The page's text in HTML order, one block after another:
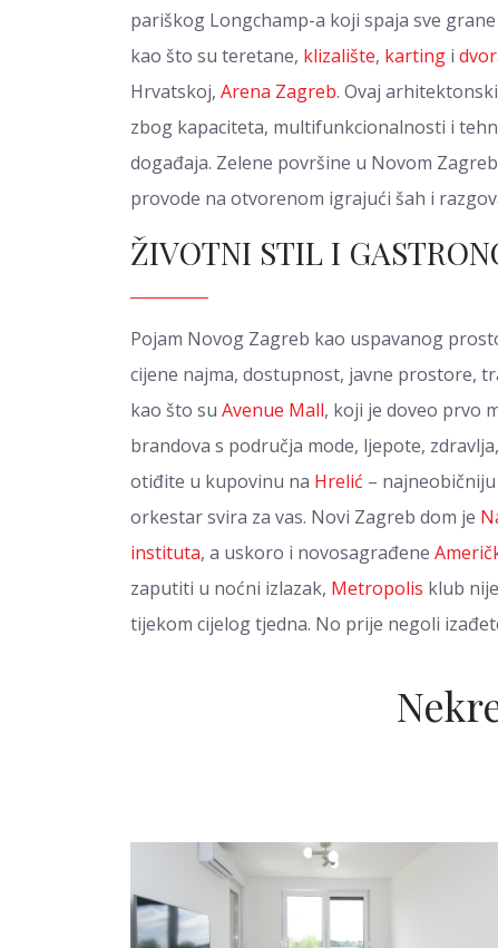
pariškog Longchamp-a koji spaja sve
kao što su teretane, klizalište, karting i
Hrvatskoj, Arena Zagreb. Ovaj
zbog kapaciteta, multifunkcionalnosti i
događaja. Zelene površine u Novom
provode na otvorenom igrajući šah i
ŽIVOTNI STIL I
Pojam Novog Zagreb kao uspavanog
cijene najma, dostupnost, javne prostore,
kao što su Avenue Mall, koji je doveo prvo
brandova s područja mode, ljepote,
otiđite u kupovinu na Hrelić –
orkestar svira za vas. Novi Zagreb dom je
instituta, a uskoro i novosagrađene
zaputiti u noćni izlazak, Metropolis klub
tijekom cijelog tjedna. No prije negoli